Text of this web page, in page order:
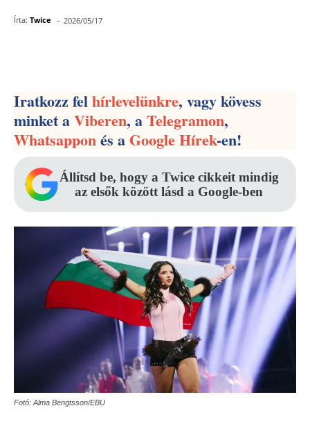
Írta: Twice - 2026/05/17
Iratkozz felhírlevelünkre, vagy kövess
minket aViberen, aTelegramon,
Whatsapponés aGoogle Hírek-en!
Állítsd be, hogy a Twice cikkeit mindig
az elsők között lásd a Google-ben
Fotó: Alma Bengtsson/EBU